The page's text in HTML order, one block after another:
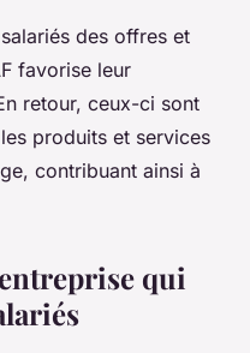
salariés des offres et
favorise leur
retour, ceux-ci sont
produits et services
contribuant ainsi à
qui